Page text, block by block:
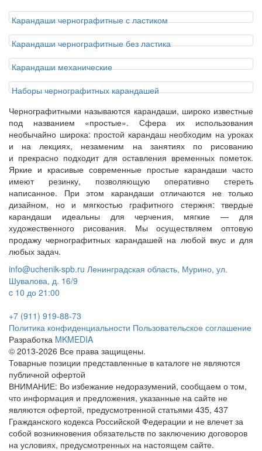
Карандаши чернографитные с ластиком
Карандаши чернографитные без ластика
Карандаши механические
Наборы чернографитных карандашей
Чернографитными называются карандаши, широко известные
под названием «простые». Сфера их использования
необычайно широка: простой карандаш необходим на уроках
и на лекциях, незаменим на занятиях по рисованию
и прекрасно подходит для оставления временных пометок.
Яркие и красивые современные простые карандаши часто
имеют резинку, позволяющую оперативно стереть
написанное. При этом карандаши отличаются не только
дизайном, но и мягкостью графитного стержня: твердые
карандаши идеальны для черчения, мягкие — для
художественного рисования. Мы осуществляем оптовую
продажу чернографитных карандашей на любой вкус и для
любых задач.
info@uchenik-spb.ru Ленинградская область, Мурино, ул.
Шувалова, д. 16/9
c 10 до 21:00
+7 (911) 919-88-73
Политика конфиденциальности Пользовательское соглашение
Разработка MKMEDIA
© 2013-2026 Все права защищены.
Товарные позиции представленные в каталоге не являются
публичной офертой
ВНИМАНИЕ: Во избежание недоразумений, сообщаем о том,
что информация и предложения, указанные на сайте не
являются офертой, предусмотренной статьями 435, 437
Гражданского кодекса Российской Федерации и не влечет за
собой возникновения обязательств по заключению договоров
на условиях, предусмотренных на настоящем сайте.